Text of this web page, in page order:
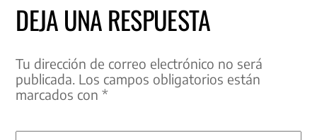
DEJA UNA RESPUESTA
Tu dirección de correo electrónico no será
publicada. Los campos obligatorios están
marcados con*